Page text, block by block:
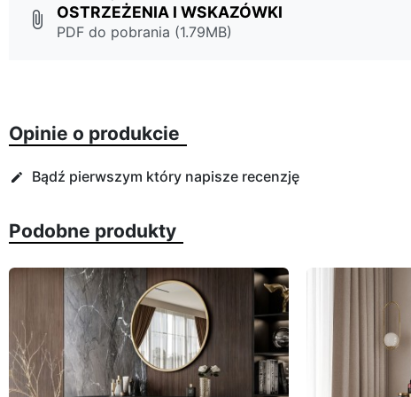
attach_file OSTRZEŻENIA I WSKAZÓWKI
PDF do pobrania (1.79MB)
Opinie o produkcie
edit Bądź pierwszym który napisze recenzję
Podobne produkty